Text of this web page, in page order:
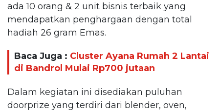
ada 10 orang & 2 unit bisnis terbaik yang
mendapatkan penghargaan dengan total
hadiah 26 gram Emas.
Baca Juga : Cluster Ayana Rumah 2 Lantai
di Bandrol Mulai Rp700 jutaan
Dalam kegiatan ini disediakan puluhan
doorprize yang terdiri dari blender, oven,